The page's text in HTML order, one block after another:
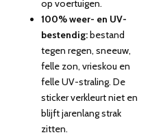
op voertuigen.
100% weer- en UV-
bestendig:bestand
tegen regen, sneeuw,
felle zon, vrieskou en
felle UV-straling. De
sticker verkleurt niet en
blijft jarenlang strak
zitten.